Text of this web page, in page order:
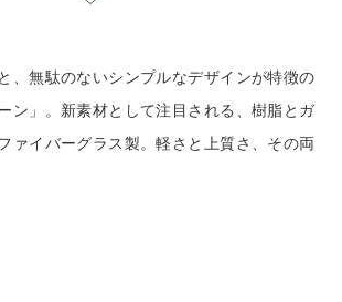
、無駄のないシンプルなデザインが特徴の
ン」。新素材として注目される、樹脂とガ
ァイバーグラス製。軽さと上質さ、その両